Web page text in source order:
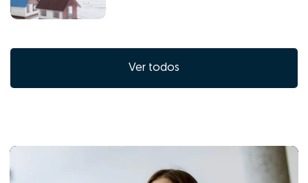
Ver todos